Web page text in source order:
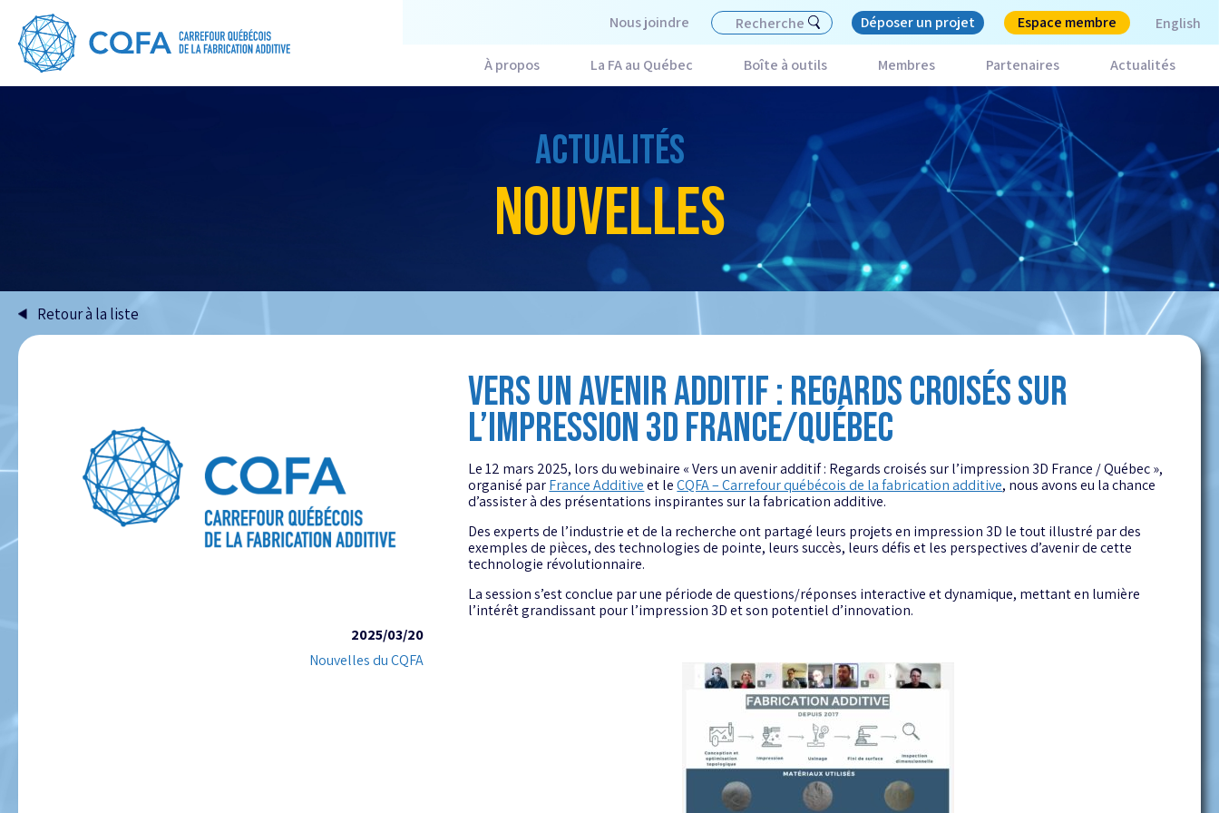
Nous joindre Déposer un projet Espace membre English
À propos La FA au Québec Boîte à outils Membres Partenaires Actualités
NOUVELLES
ACTUALITÉS
Retour à la liste
2025/03/20
Nouvelles du CQFA
VERS UN AVENIR ADDITIF : REGARDS CROISÉS SUR
L’IMPRESSION 3D FRANCE/QUÉBEC
Le 12 mars 2025, lors du webinaire « Vers un avenir additif : Regards croisés sur l’impression 3D France / Québec »,
organisé parFrance Additiveet leCQFA – Carrefour québécois de la fabrication additive, nous avons eu la chance
d’assister à des présentations inspirantes sur la fabrication additive.
Des experts de l’industrie et de la recherche ont partagé leurs projets en impression 3D le tout illustré par des
exemples de pièces, des technologies de pointe, leurs succès, leurs défis et les perspectives d’avenir de cette
technologie révolutionnaire.
La session s’est conclue par une période de questions/réponses interactive et dynamique, mettant en lumière
l’intérêt grandissant pour l’impression 3D et son potentiel d’innovation.